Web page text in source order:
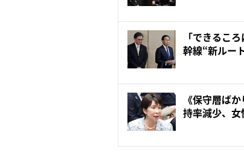
「できるこ
幹線“新ルー
《保守層ば
持率減少、